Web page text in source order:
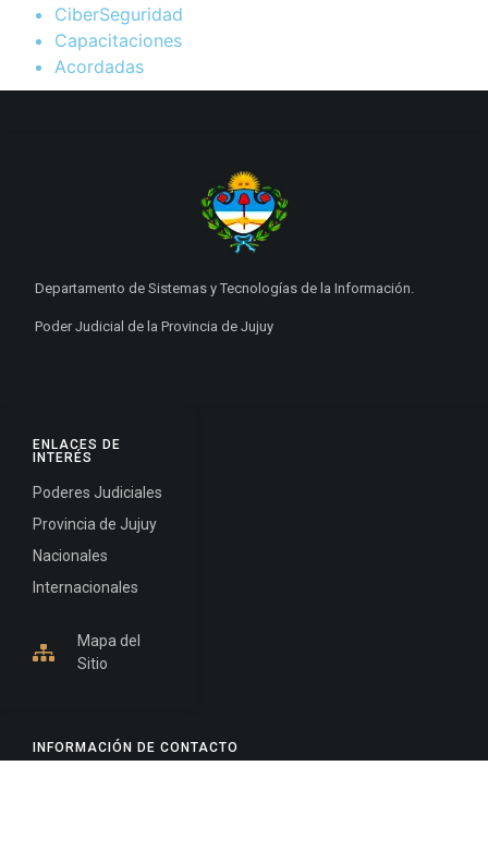
CiberSeguridad
Capacitaciones
Acordadas
INFORMACIÓN DE CONTACTO
ENLACES DE
INTERÉS
Poderes Judiciales
Provincia de Jujuy
Nacionales
Internacionales
Mapa del
Sitio
Departamento de Sistemas y Tecnologías de la Información.
Poder Judicial de la Provincia de Jujuy